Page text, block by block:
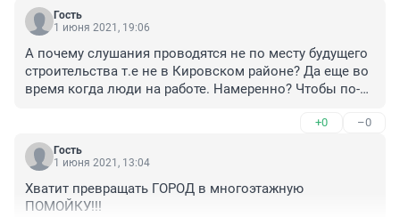
Гость
1 июня 2021, 19:06
А почему слушания проводятся не по месту будущего
строительства т.е не в Кировском районе? Да еще во
время когда люди на работе. Намеренно? Чтобы по-
+0 –0
Гость
1 июня 2021, 13:04
Хватит превращать ГОРОД в многоэтажную
ПОМОЙКУ!!!